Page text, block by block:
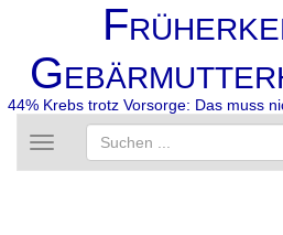
F
G
44% Krebs trotz Vorsorge: Das muss
Toggle
navigation